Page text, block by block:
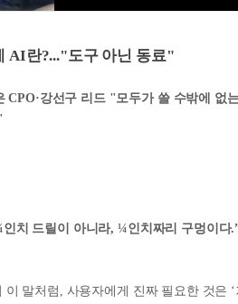
AI란?..."도구 아닌 동료"
CPO·강선구 리드 "모두가 쓸 수밖에 없
치 드릴이 아니라, ¼인치짜리 구멍이다
이 말처럼, 사용자에게 진짜 필요한 것은 ‘